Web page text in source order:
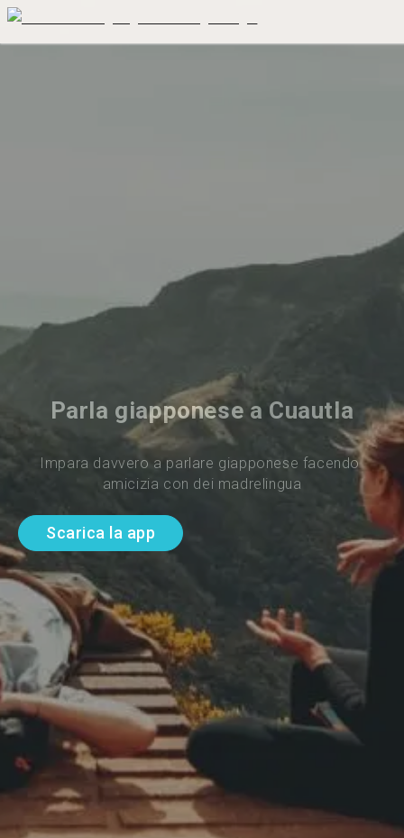
Parla giapponese a Cuautla
Impara davvero a parlare giapponese facendo
amicizia con dei madrelingua
Scarica la app